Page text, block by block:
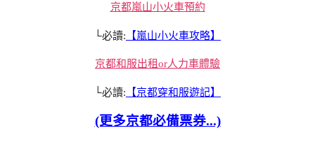
京都嵐山小火車預約
└必讀: 【嵐山小火車攻略】
京都和服出租or人力車體驗
└必讀: 【京都穿和服遊記】
(更多京都必備票券...)